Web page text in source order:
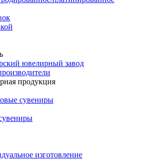
ювелирный завод
продукция
сувениры
изготовление